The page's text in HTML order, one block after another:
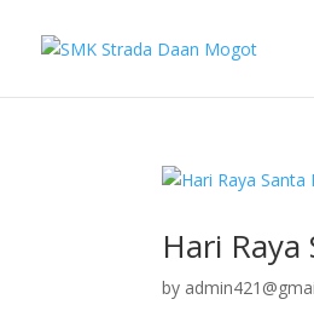
Hari
by